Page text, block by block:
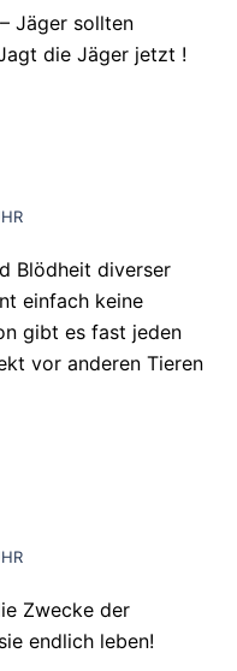
Jäger sollten
die Jäger jetzt !
Blödheit diverser
einfach keine
gibt es fast jeden
vor anderen Tieren
Zwecke der
endlich leben!